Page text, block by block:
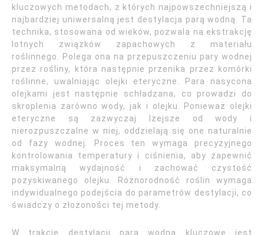
kluczowych metodach, z których najpowszechniejszą i
najbardziej uniwersalną jest destylacja parą wodną. Ta
technika, stosowana od wieków, pozwala na ekstrakcję
lotnych związków zapachowych z materiału
roślinnego. Polega ona na przepuszczeniu pary wodnej
przez rośliny, która następnie przenika przez komórki
roślinne, uwalniając olejki eteryczne. Para nasycona
olejkami jest następnie schładzana, co prowadzi do
skroplenia zarówno wody, jak i olejku. Ponieważ olejki
eteryczne są zazwyczaj lżejsze od wody i
nierozpuszczalne w niej, oddzielają się one naturalnie
od fazy wodnej. Proces ten wymaga precyzyjnego
kontrolowania temperatury i ciśnienia, aby zapewnić
maksymalną wydajność i zachować czystość
pozyskiwanego olejku. Różnorodność roślin wymaga
indywidualnego podejścia do parametrów destylacji, co
świadczy o złożoności tej metody.
W trakcie destylacji parą wodną kluczowe jest